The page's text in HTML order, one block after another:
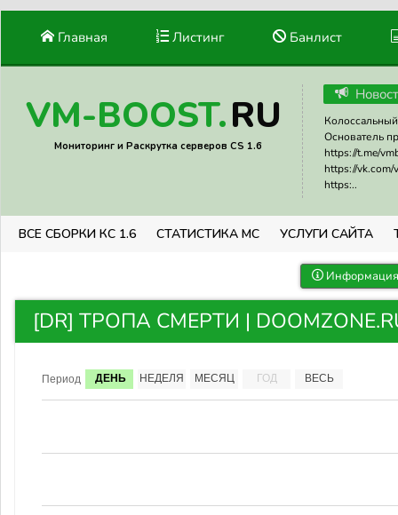
Главная Листинг Банлист
VM-BOOST.RU
Мониторинг и Раскрутка серверов CS 1.6
Основатель
https://t.me/
https://vk.com/
https:..
ВСЕ СБОРКИ КС 1.6 СТАТИСТИКА МС УСЛУГИ САЙТА
[DR] ТРОПА СМЕРТИ |
Период ДЕНЬ НЕДЕЛЯ МЕСЯЦ ГОД ВЕСЬ